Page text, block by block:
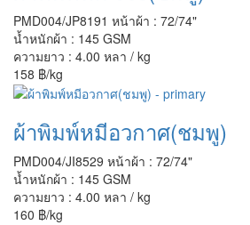
PMD004/JP8191 หน้าผ้า : 72/74"
น้ำหนักผ้า : 145 GSM
ความยาว : 4.00 หลา / kg
158 ฿/kg
ผ้าพิมพ์หมีอวกาศ(ชมพู)
PMD004/JI8529 หน้าผ้า : 72/74"
น้ำหนักผ้า : 145 GSM
ความยาว : 4.00 หลา / kg
160 ฿/kg